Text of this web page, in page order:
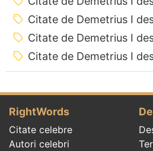
Citate de Demetrius I
Citate de Demetrius I
Citate de Demetrius I
RightWords
Citate celebre
Autori celebri